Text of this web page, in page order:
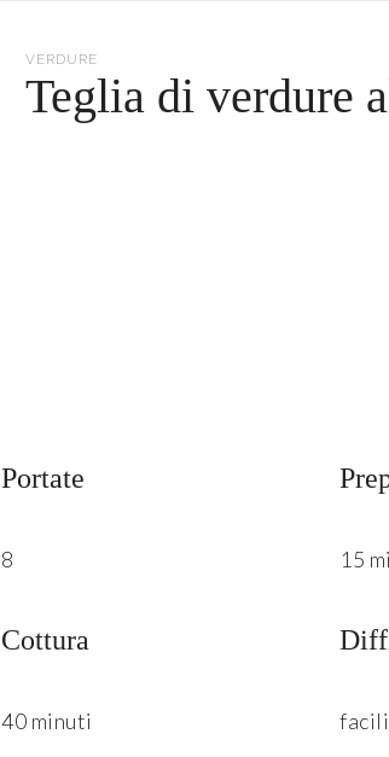
VERDURE
Teglia di verdure
Portate
8 15
Cottura
40 minuti